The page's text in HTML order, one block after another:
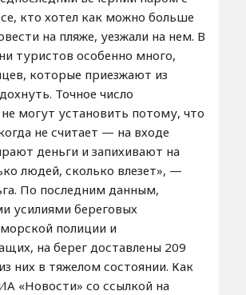
кто хотел как можно больше
на пляже, уезжали на нем. В
туристов особенно много,
которые приезжают из
Точное число
могут установить потому, что
не считает — на входе
деньги и запихивают на
людей, сколько влезет», —
По последним данным,
усилиями береговых
полиции и
на берег доставлены 209
них в тяжелом состоянии. Как
«Новости» со ссылкой на